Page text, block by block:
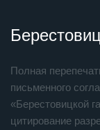
Полная
письменного
«Берестовицкой
цитирование